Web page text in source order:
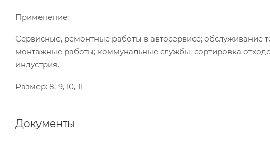
Применение:
Сервисные, ремонтные работы в автосервисе; обслуживание
монтажные работы; коммунальные службы; сортировка
индустрия.
Размер: 8, 9, 10, 11
Документы